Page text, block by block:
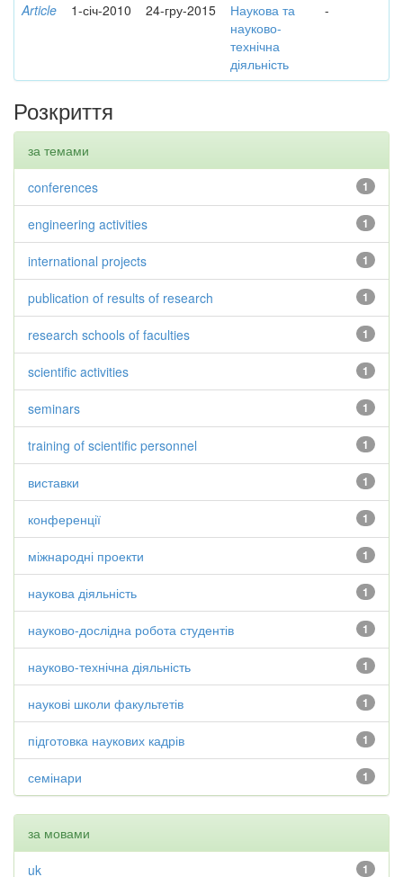
Article 1-січ-2010 24-гру-2015
Наукова та
науково-
технічна
діяльність
-
Розкриття
за темами
1
conferences
1
engineering activities
1
international projects
1
publication of results of research
1
research schools of faculties
1
scientific activities
1
seminars
1
training of scientific personnel
1
виставки
1
конференції
1
міжнародні проекти
1
наукова діяльність
1
науково-дослідна робота студентів
1
науково-технічна діяльність
1
наукові школи факультетів
1
підготовка наукових кадрів
1
семінари
за мовами
1
uk